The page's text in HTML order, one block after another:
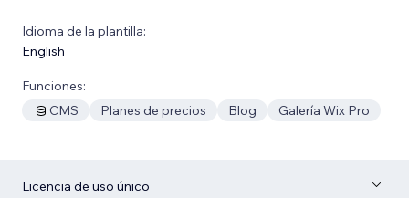
Idioma de la plantilla:
English
Funciones:
CMS
Planes de precios Blog Galería Wix Pro
Licencia de uso único